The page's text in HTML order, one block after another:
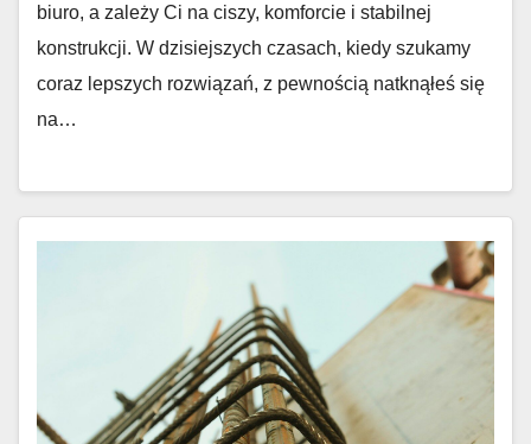
biuro, a zależy Ci na ciszy, komforcie i stabilnej
konstrukcji. W dzisiejszych czasach, kiedy szukamy
coraz lepszych rozwiązań, z pewnością natknąłeś się
na…